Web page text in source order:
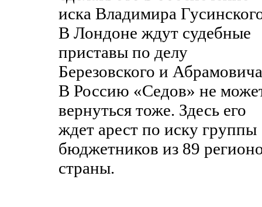
иска Владимира
В Лондоне ждут судебные
приставы по делу
Березовского и
В Россию «Седов» не
вернуться тоже. Здесь его
ждет арест по иску группы
бюджетников из 89
страны.